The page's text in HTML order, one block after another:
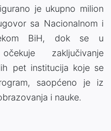
je ukupno milion
sa Nacionalnom i
BiH, dok se u
zaključivanje
pet institucija koje se
saopćeno je iz
i nauke.